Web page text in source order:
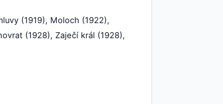
(1919), Moloch (1922),
(1928), Zaječí král (1928),